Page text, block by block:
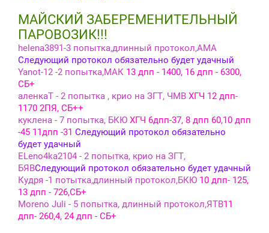
МАЙСКИЙ ЗАБЕРЕМЕНИТЕЛЬНЫЙ
ПАРОВОЗИК!!!
helena3891-3 попытка,длинный протокол,АМА
Следующий протокол обязательно будет удачный
Yanot-12 -2 попытка,МАК 13 дпп - 1400, 16 дпп - 6300,
СБ+
аленкаТ - 2 попытка , крио на ЗГТ, ЧМВ ХГЧ 12 дпп-
1170 2ПЯ, СБ++
куклена - 7 попытка, БКЮ ХГЧ 6дпп-37, 8 дпп 60,10 дпп
-45 11дпп -31 Следующий протокол обязательно
будет удачный
ЕLeno4ka2104 - 2 попытка, крио на ЗГТ,
БЯВСледующий протокол обязательно будет удачный
Кудря -1 потытка,длинный протокол,БКЮ 10 дпп- 125,
13 дпп - 726,СБ+
Moreno Juli - 5 попытка, длинный протокол,ЯТВ11
дпп- 260,4, 24 дпп - СБ+